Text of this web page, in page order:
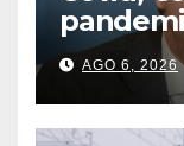
virus
AGO 6, 2026